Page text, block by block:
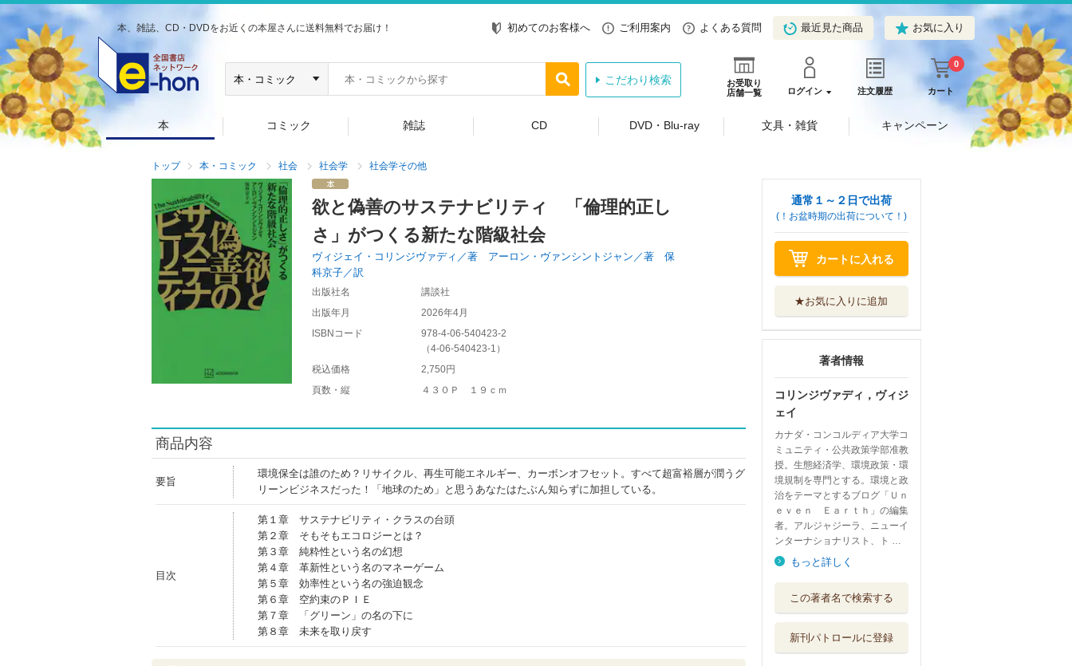
本、雑誌、CD・DVDをお近くの本屋さんに送料無料でお届け！ 初めてのお客様へ ご利用案内 よくある質問 最近見た商品 お気に入り
お受取り
店舗一覧
ログイン 注文履歴 カート
0
こだわり検索
本 コミック 雑誌 CD DVD・Blu-ray 文具・雑貨 キャンペーン
トップ 本・コミック 社会 社会学 社会学その他
欲と偽善のサステナビリティ 「倫理的正し
さ」がつくる新たな階級社会
ヴィジェイ・コリンジヴァディ／著 アーロン・ヴァンシントジャン／著 保
科京子／訳
出版社名
講談社
出版年月
2026年4月
ISBNコード
978-4-06-540423-2
（4-06-540423-1 ）
税込価格
2,750円
頁数・縦
４３０Ｐ １９ｃｍ
商品内容
要旨
環境保全は誰のため？リサイクル、再生可能エネルギー、カーボンオフセット。すべて超富裕層が潤うグ
リーンビジネスだった！「地球のため」と思うあなたはたぶん知らずに加担している。
目次
第１章 サステナビリティ・クラスの台頭
第２章 そもそもエコロジーとは？
第３章 純粋性という名の幻想
第４章 革新性という名のマネーゲーム
第５章 効率性という名の強迫観念
第６章 空約束のＰＩＥ
第７章 「グリーン」の名の下に
第８章 未来を取り戻す
通常１～２日で出荷
(！お盆時期の出荷について！)
カートに入れる
★お気に入りに追加
著者情報
コリンジヴァディ，ヴィジ
ェイ
カナダ・コンコルディア大学コ
ミュニティ・公共政策学部准教
授。生態経済学、環境政策・環
境規制を専門とする。環境と政
治をテーマとするブログ「Ｕｎ
ｅｖｅｎ Ｅａｒｔｈ」の編集
者。アルジャジーラ、ニューイ
ンターナショナリスト、ト …
もっと詳しく
この著者名で検索する
新刊パトロールに登録
か 分断・格差...
災害とレジリエン